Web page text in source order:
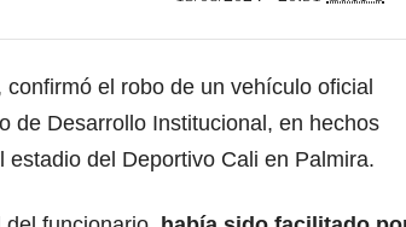
confirmó el robo de un vehículo oficial
de Desarrollo Institucional, en hechos
del Deportivo Cali en Palmira.